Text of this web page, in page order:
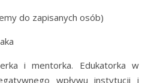
do zapisanych osób)
i mentorka. Edukatorka w
wpływu instytucji i